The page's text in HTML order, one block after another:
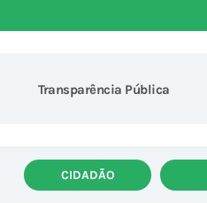
Transparência Pública
CIDADÃO